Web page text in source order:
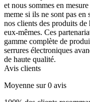
et nous sommes en
meme si ils ne sont pas
nos clients des produits
eux-mêmes. Ces
gamme complète de
serrures électroniques
de haute qualité.
Avis clients
Moyenne sur 0 avis